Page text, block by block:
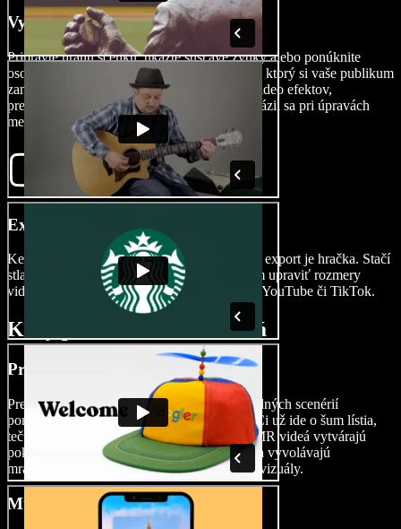
Vytvorte svoje ASMR video
Pripravte hranú scénku, ukážte šušťavé zvuky alebo ponúknite
osobnú pozornosť – vytvorte ASMR zážitok, ktorý si vaše publikum
zamiluje. Prispôsobte si video pomocou AI video efektov,
prechodov, dabingu a ďalších možností. Fantázii sa pri úpravách
medze nekladú.
Exportujte svoje ASMR video
Keď máte svoje ASMR video doladené, jeho export je hračka. Stačí
stlačiť tlačidlo Exportovať alebo ešte predtým upraviť rozmery
videa tak, aby presne sadlo na platformy ako YouTube či TikTok.
Kedy používať ASMR videá
Prírodné videá
Preneste svoje publikum do pokojných prírodných scenérií
pomocou ASMR videí z prostredia prírody. Či už ide o šum lístia,
tečúcu vodu alebo vtáčí spev – prírodné ASMR videá vytvárajú
pokojné prostredie, ponúkajú virtuálny únik a vyvolávajú
mravčenie, ktoré nádherne dopĺňa relaxačné vizuály.
Mukbang videá